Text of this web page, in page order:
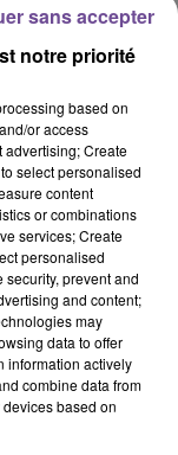
un
F).
polyvalent
notre priorité
based on
or access
advertising; Create
select personalised
content
or combinations
services; Create
personalised
prevent and
and content;
may
data to offer
information actively
combine data from
based on
sans accepter